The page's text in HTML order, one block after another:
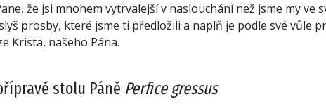
že jsi mnohem vytrvalejší v naslouchání než jsme my ve
prosby, které jsme ti předložili a naplň je podle své vůle
Krista, našeho Pána.
stolu Páně Perfice gressus